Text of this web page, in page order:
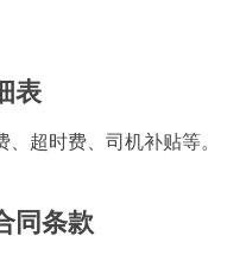
表
超时费、司机补贴等。
同条款